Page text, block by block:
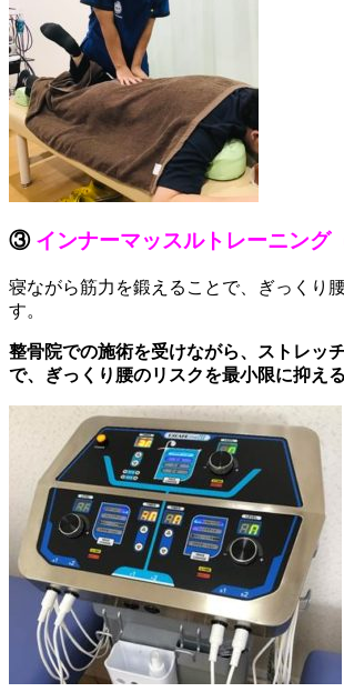
③ インナーマッスルトレーニング
寝ながら筋力を鍛えることで、ぎっくり
す。
整骨院での施術を受けながら、ストレッ
で、ぎっくり腰のリスクを最小限に抑え